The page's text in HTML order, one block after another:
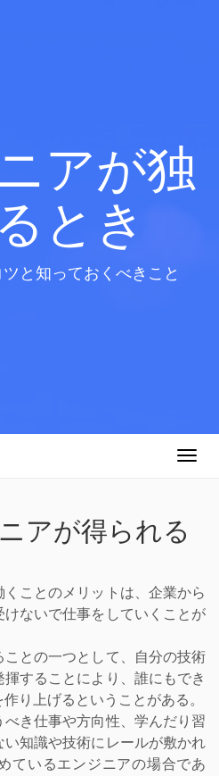
アが独
とき
と知っておくべきこと
アが得られる
ことのメリットは、企業から
ないで仕事をしていくことが
との一つとして、自分の技術
することにより、誰にもでき
り上げるということがある。
き仕事や方向性、学んだり習
知識や技術にレールが敷かれ
ているエンジニアの場合であ